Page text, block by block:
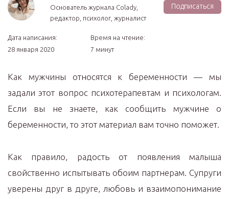
Основатель журнала Colady,
редактор, психолог, журналист
Подписаться
Дата написания:
28 января 2020
Время на чтение:
7 минут
Как мужчины относятся к беременности — мы
задали этот вопрос психотерапевтам и психологам.
Если вы не знаете, как сообщить мужчине о
беременности, то этот материал вам точно поможет.
Как правило, радость от появления малыша
свойственно испытывать обоим партнерам. Супруги
уверены друг в друге, любовь и взаимопонимание